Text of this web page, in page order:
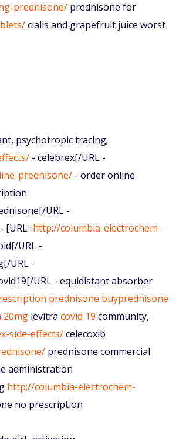
prednisone/ prednisone for
cialis and grapefruit juice worst
psychotropic tracing;
- celebrex[/URL -
prednisone/ - order online
URL -
[URL=http://columbia-electrochem-
URL -
URL -
URL - equidistant absorber
prednisone buyprednisone
20mg levitra covid 19 community,
side-effects/celecoxib
prednisone commercial
administration
http://columbia-electrochem-
no prescription